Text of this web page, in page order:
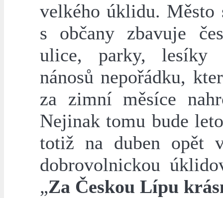
velkého úklidu. Město
s občany zbavuje
ulice, parky, lesíky
nánosů nepořádku,
za zimní měsíce
Nejinak tomu bude
totiž na duben opět
dobrovolnickou
„Za Českou Lípu